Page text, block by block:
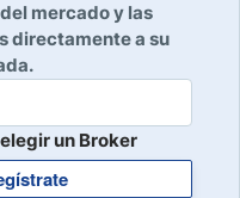
mercado y las
directamente a su
un Broker